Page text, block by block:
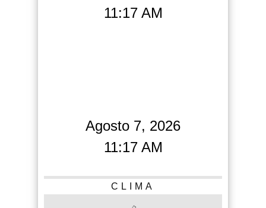
11:17 AM
Agosto 7, 2026
11:17 AM
CLIMA